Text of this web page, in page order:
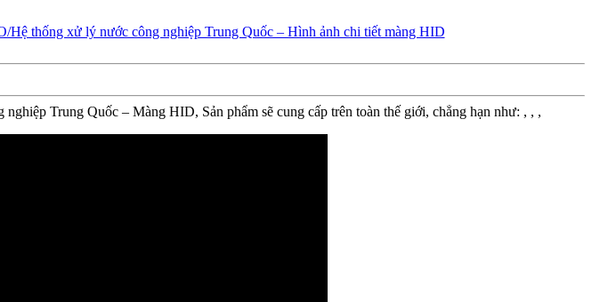
Trung Quốc – Màng HID, Sản phẩm sẽ cung cấp trên toàn thế giới, chẳng hạn như: , , ,